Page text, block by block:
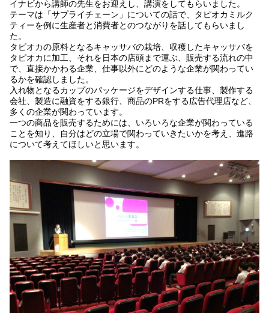
イナビから講師の先生をお迎えし、講演をしてもらいました。
テーマは「サプライチェーン」についての話で、タピオカミルク
ティーを例に生産者と消費者とのつながりを話してもらいまし
た。
タピオカの原料となるキャッサバの栽培、収穫したキャッサバを
タピオカに加工、それを日本の店頭まで運ぶ、販売する流れの中
で、直接かかわる企業、仕事以外にどのような企業が関わってい
るかを確認しました。
入れ物となるカップのパッケージをデザインする仕事、製作する
会社、製造に融資をする銀行、商品のPRをする広告代理店など、
多くの企業が関わっています。
一つの商品を販売するためには、いろいろな企業が関わっている
ことを知り、自分はどの立場で関わっていきたいかを考え、進路
について考えてほしいと思います。